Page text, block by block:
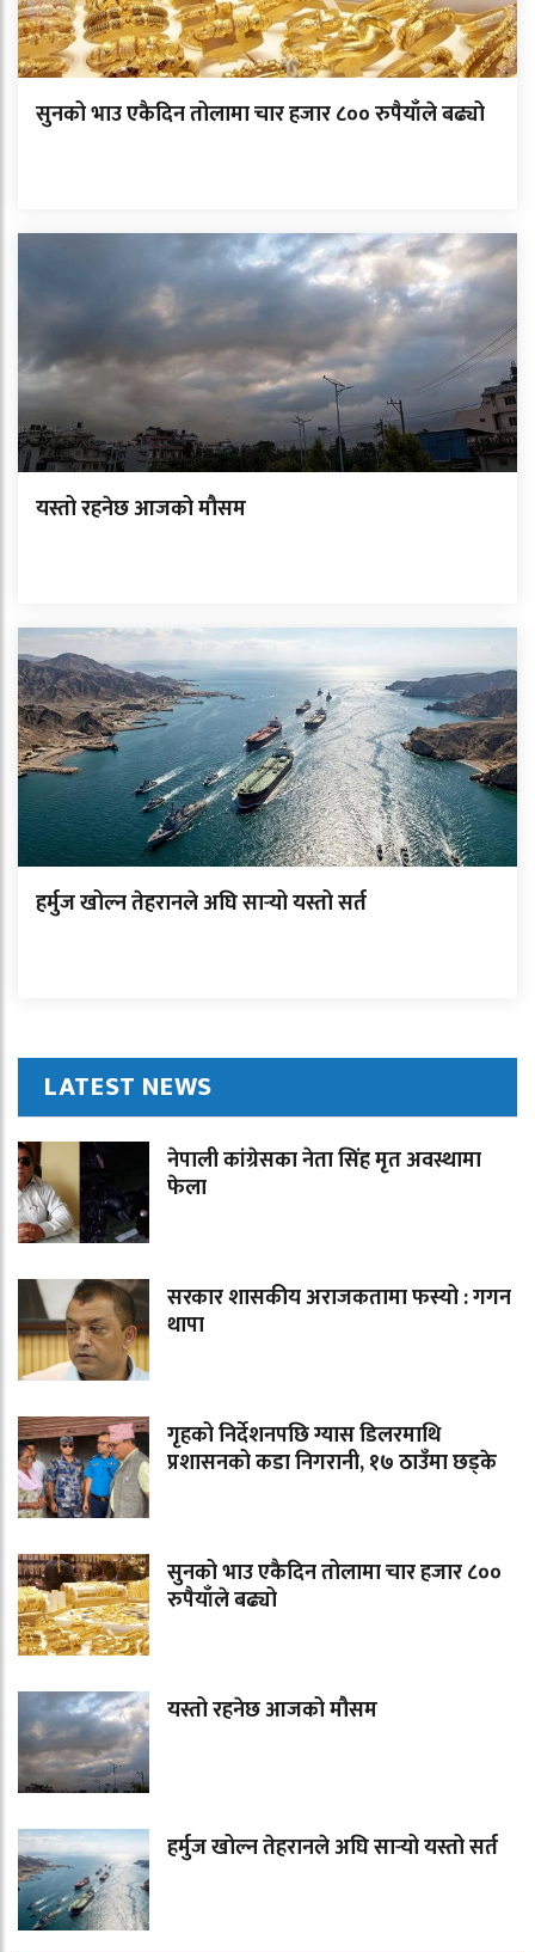
सुनको भाउ एकैदिन तोलामा चार हजार ८०० रुपैयाँले बढ्यो
यस्तो रहनेछ आजको मौसम
हर्मुज खोल्न तेहरानले अघि सार्‍यो यस्तो सर्त
LATEST NEWS
नेपाली कांग्रेसका नेता सिंह मृत अवस्थामा
फेला
सरकार शासकीय अराजकतामा फस्यो : गगन
थापा
गृहको निर्देशनपछि ग्यास डिलरमाथि
प्रशासनको कडा निगरानी, १७ ठाउँमा छड्के
सुनको भाउ एकैदिन तोलामा चार हजार ८००
रुपैयाँले बढ्यो
यस्तो रहनेछ आजको मौसम
हर्मुज खोल्न तेहरानले अघि सार्‍यो यस्तो सर्त